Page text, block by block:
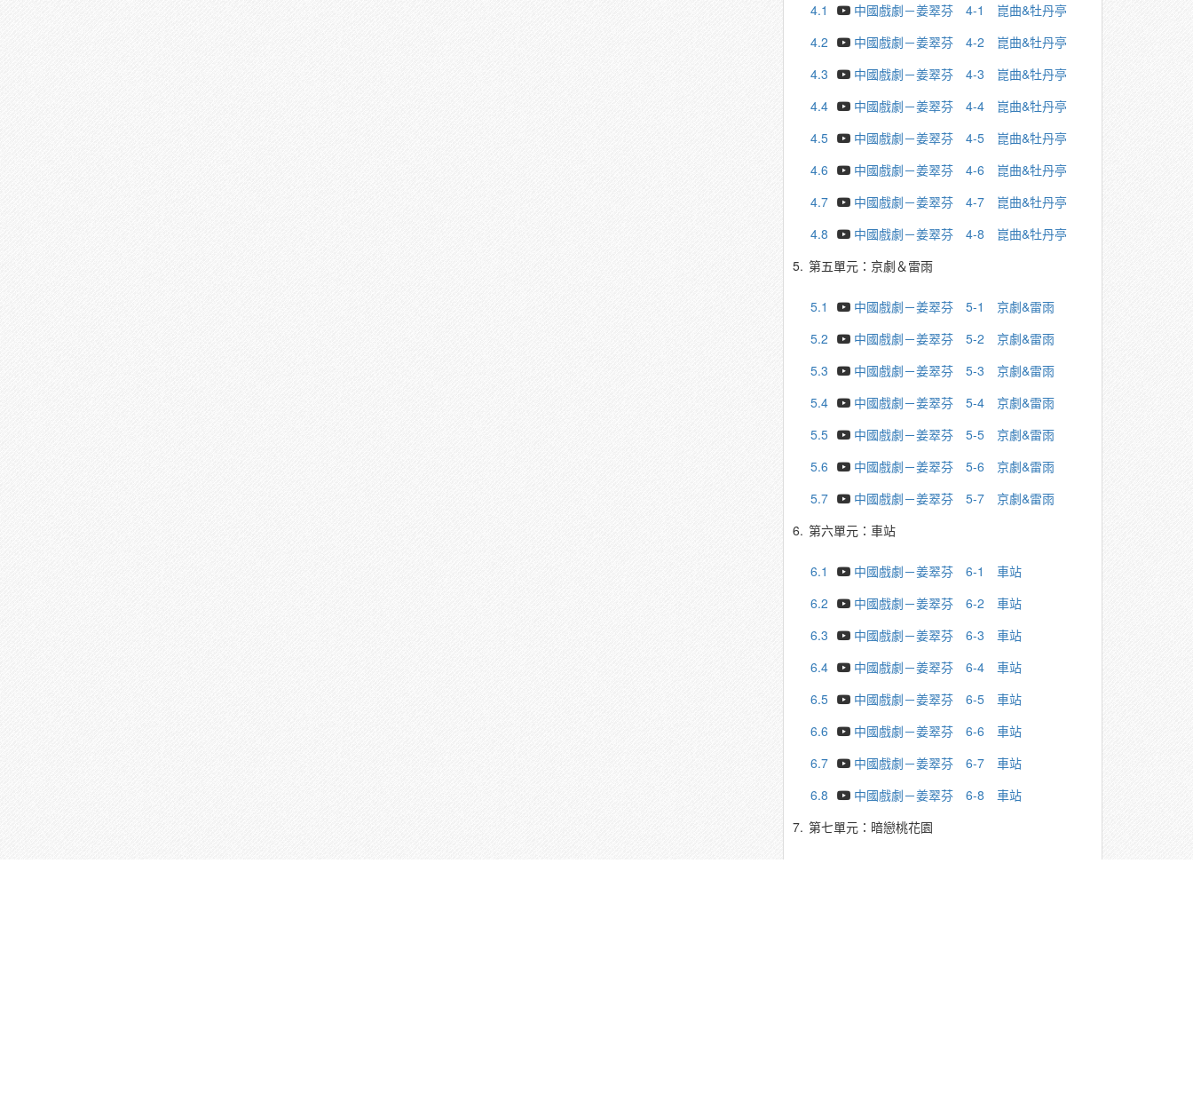
4.1
中國戲劇－姜翠芬 4-1 崑曲&牡丹亭
4.2
中國戲劇－姜翠芬 4-2 崑曲&牡丹亭
4.3
中國戲劇－姜翠芬 4-3 崑曲&牡丹亭
4.4
中國戲劇－姜翠芬 4-4 崑曲&牡丹亭
4.5
中國戲劇－姜翠芬 4-5 崑曲&牡丹亭
4.6
中國戲劇－姜翠芬 4-6 崑曲&牡丹亭
4.7
中國戲劇－姜翠芬 4-7 崑曲&牡丹亭
4.8
中國戲劇－姜翠芬 4-8 崑曲&牡丹亭
5. 第五單元：京劇＆雷雨
5.1
中國戲劇－姜翠芬 5-1 京劇&雷雨
5.2
中國戲劇－姜翠芬 5-2 京劇&雷雨
5.3
中國戲劇－姜翠芬 5-3 京劇&雷雨
5.4
中國戲劇－姜翠芬 5-4 京劇&雷雨
5.5
中國戲劇－姜翠芬 5-5 京劇&雷雨
5.6
中國戲劇－姜翠芬 5-6 京劇&雷雨
5.7
中國戲劇－姜翠芬 5-7 京劇&雷雨
6. 第六單元：車站
6.1
中國戲劇－姜翠芬 6-1 車站
6.2
中國戲劇－姜翠芬 6-2 車站
6.3
中國戲劇－姜翠芬 6-3 車站
6.4
中國戲劇－姜翠芬 6-4 車站
6.5
中國戲劇－姜翠芬 6-5 車站
6.6
中國戲劇－姜翠芬 6-6 車站
6.7
中國戲劇－姜翠芬 6-7 車站
6.8
中國戲劇－姜翠芬 6-8 車站
7. 第七單元：暗戀桃花園